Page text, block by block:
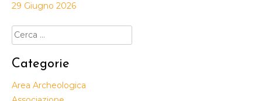
29 Giugno 2026
Ricerca
per:
Categorie
Area Archeologica